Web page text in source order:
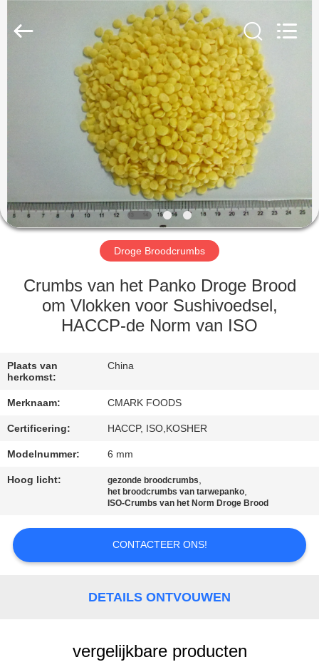
PRODUCTEN
FABRIEKSTOUR
KWALITEITSCONTROLE
MET
ONS
NIEUWS
VRAAG
OFFERTE
SITEMAP
CO.,LTD..
Droge Broodcrumbs
Crumbs van het Panko Droge Brood
om Vlokken voor Sushivoedsel,
HACCP-de Norm van ISO
Plaats van
herkomst:
China
Merknaam: CMARK FOODS
Certificering: HACCP, ISO,KOSHER
Modelnummer: 6 mm
Hoog licht: gezonde broodcrumbs,
het broodcrumbs van tarwepanko,
ISO-Crumbs van het Norm Droge Brood
CONTACTEER ONS!
DETAILS ONTVOUWEN
vergelijkbare producten